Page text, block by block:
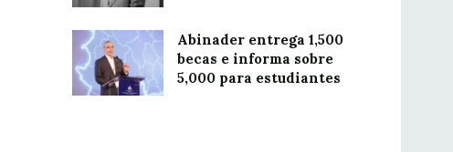
Abinader entrega 1,500
becas e informa sobre
5,000 para estudiantes